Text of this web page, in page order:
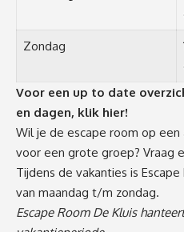
Zondag
Voor een up to date
en dagen, klik hier!
Wil je de escape room op
voor een grote groep? Vraag
Tijdens de vakanties is
van maandag t/m zondag.
Escape Room De Kluis